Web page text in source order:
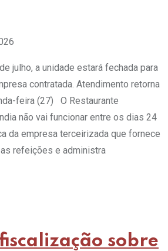
julho, a unidade estará fechada para
contratada. Atendimento retorna
feira (27) O Restaurante
não vai funcionar entre os dias 24
da empresa terceirizada que fornece
refeições e administra
sobre